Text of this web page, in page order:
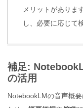
メリットがありま
し、必要に応じて
補足:
の活用
NotebookLMの音声概